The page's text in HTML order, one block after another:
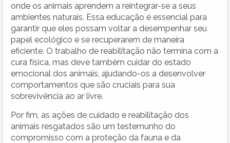
onde os animais aprendem a reintegrar-se a seus
ambientes naturais. Essa educação é essencial para
garantir que eles possam voltar a desempenhar seu
papel ecológico e se recuperarem de maneira
eficiente. O trabalho de reabilitação não termina com a
cura física, mas deve também cuidar do estado
emocional dos animais, ajudando-os a desenvolver
comportamentos que são cruciais para sua
sobrevivência ao ar livre.
Por fim, as ações de cuidado e reabilitação dos
animais resgatados são um testemunho do
compromisso com a proteção da fauna e da